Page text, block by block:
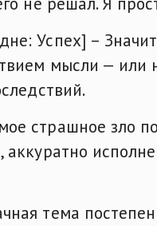
Успех] –
мысли —
страшное зло
тема